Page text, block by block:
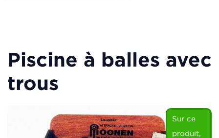
Piscine à balles avec
trous
Sur ce
produit,